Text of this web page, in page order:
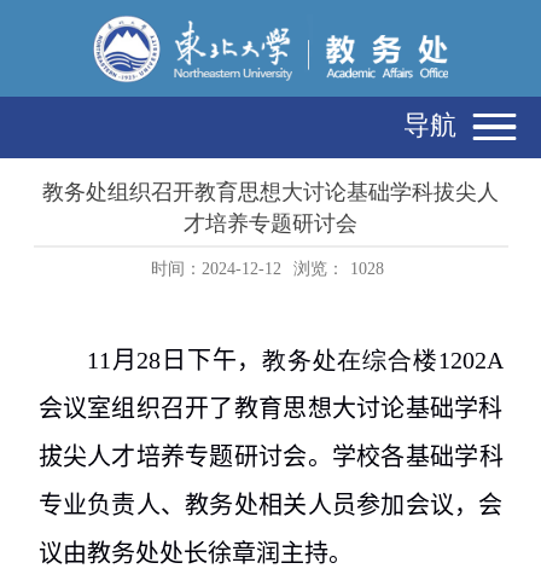
导航
教务处组织召开教育思想大讨论基础学科拔尖人
才培养专题研讨会
时间：2024-12-12 浏览： 1028
11 月 28 日下午，教务处在综合楼1202A
会议室组织召开了教育思想大讨论基础学科
拔尖人才培养专题研讨会。 学校各基础学科
专业负责人、教务处相关人员参加会议，会
议由教务处处长徐章润主持。